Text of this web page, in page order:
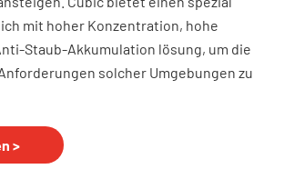
mit hoher Konzentration, hohe
Staub-Akkumulation lösung, um die
solcher Umgebungen zu
>